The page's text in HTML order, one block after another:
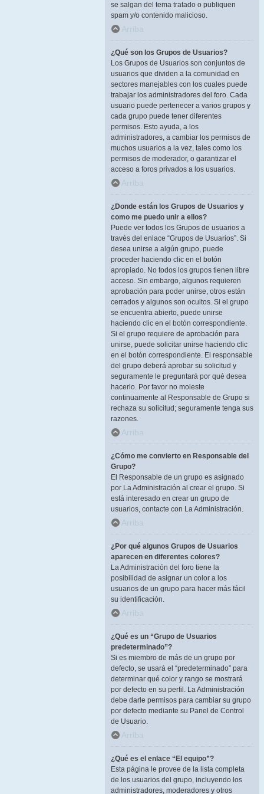
se salgan del tema tratado o publiquen
spam y/o contenido malicioso.
Arriba
¿Qué son los Grupos de Usuarios?
Los Grupos de Usuarios son conjuntos de
usuarios que dividen a la comunidad en
sectores manejables con los cuales puede
trabajar los administradores del foro. Cada
usuario puede pertenecer a varios grupos y
cada grupo puede tener diferentes
permisos. Esto ayuda, a los
administradores, a cambiar los permisos de
muchos usuarios a la vez, tales como los
permisos de moderador, o garantizar el
acceso a foros privados a los usuarios.
Arriba
¿Donde están los Grupos de Usuarios y
como me puedo unir a ellos?
Puede ver todos los Grupos de usuarios a
través del enlace “Grupos de Usuarios”. Si
desea unirse a algún grupo, puede
proceder haciendo clic en el botón
apropiado. No todos los grupos tienen libre
acceso. Sin embargo, algunos requieren
aprobación para poder unirse, otros están
cerrados y algunos son ocultos. Si el grupo
se encuentra abierto, puede unirse
haciendo clic en el botón correspondiente.
Si el grupo requiere de aprobación para
unirse, puede solicitar unirse haciendo clic
en el botón correspondiente. El responsable
del grupo deberá aprobar su solicitud y
seguramente le preguntará por qué desea
hacerlo. Por favor no moleste
continuamente al Responsable de Grupo si
rechaza su solicitud; seguramente tenga sus
razones.
Arriba
¿Cómo me convierto en Responsable del
Grupo?
El Responsable de un grupo es asignado
por La Administración al crear el grupo. Si
está interesado en crear un grupo de
usuarios, contacte con La Administración.
Arriba
¿Por qué algunos Grupos de Usuarios
aparecen en diferentes colores?
La Administración del foro tiene la
posibilidad de asignar un color a los
usuarios de un grupo para hacer más fácil
su identificación.
Arriba
¿Qué es un “Grupo de Usuarios
predeterminado”?
Si es miembro de más de un grupo por
defecto, se usará el “predeterminado” para
determinar qué color y rango se mostrará
por defecto en su perfil. La Administración
debe darle permisos para cambiar su grupo
por defecto mediante su Panel de Control
de Usuario.
Arriba
¿Qué es el enlace “El equipo”?
Esta página le provee de la lista completa
de los usuarios del grupo, incluyendo los
administradores, moderadores y otros